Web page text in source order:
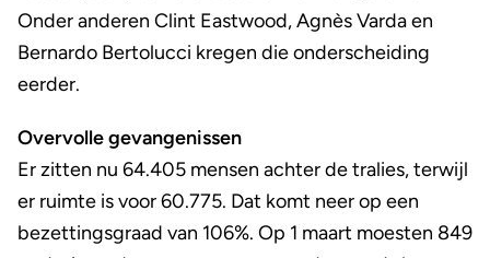
Onder anderen Clint Eastwood, Agnès Varda en
Bernardo Bertolucci kregen die onderscheiding
eerder.
Overvolle gevangenissen
Er zitten nu 64.405 mensen achter de tralies, terwijl
er ruimte is voor 60.775. Dat komt neer op een
bezettingsgraad van 106%. Op 1 maart moesten 849